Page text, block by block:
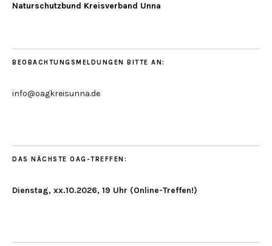
Naturschutzbund Kreisverband Unna
BEOBACHTUNGSMELDUNGEN BITTE AN:
info@oagkreisunna.de
DAS NÄCHSTE OAG-TREFFEN:
Dienstag, xx.10.2026, 19 Uhr (Online-Treffen!)